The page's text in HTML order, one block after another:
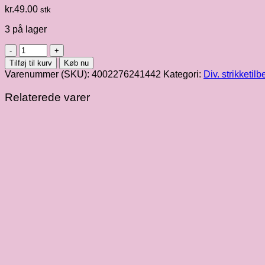
kr.49.00 stk
3 på lager
Strikkebøl
Ø16mm
antal
Tilføj til kurv Køb nu
Varenummer (SKU): 4002276241442 Kategori: Div.
Relaterede varer